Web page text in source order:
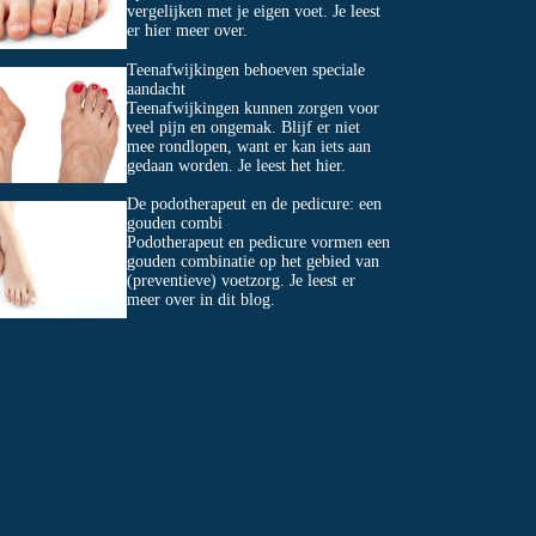
vergelijken met je eigen voet. Je leest
er hier meer over.
Teenafwijkingen behoeven speciale
aandacht
Teenafwijkingen kunnen zorgen voor
veel pijn en ongemak. Blijf er niet
mee rondlopen, want er kan iets aan
gedaan worden. Je leest het hier.
De podotherapeut en de pedicure: een
gouden combi
Podotherapeut en pedicure vormen een
gouden combinatie op het gebied van
(preventieve) voetzorg. Je leest er
meer over in dit blog.